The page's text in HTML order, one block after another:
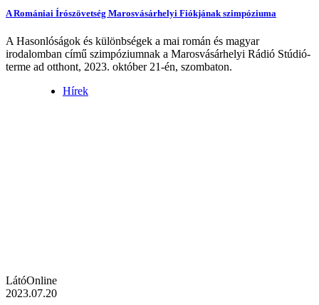
A Romániai Írószövetség Marosvásárhelyi Fiókjának szimpóziuma
A Hasonlóságok és különbségek a mai román és magyar
irodalomban című szimpóziumnak a Marosvásárhelyi Rádió Stúdió-
terme ad otthont, 2023. október 21-én, szombaton.
Hírek
LátóOnline
2023.07.20